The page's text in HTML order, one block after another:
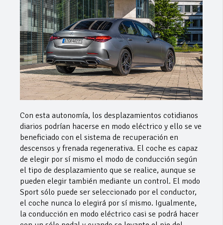
Con esta autonomía, los desplazamientos cotidianos
diarios podrían hacerse en modo eléctrico y ello se ve
beneficiado con el sistema de recuperación en
descensos y frenada regenerativa. El coche es capaz
de elegir por sí mismo el modo de conducción según
el tipo de desplazamiento que se realice, aunque se
pueden elegir también mediante un control. El modo
Sport sólo puede ser seleccionado por el conductor,
el coche nunca lo elegirá por sí mismo. Igualmente,
la conducción en modo eléctrico casi se podrá hacer